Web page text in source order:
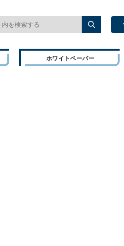
ホワイトペーパー